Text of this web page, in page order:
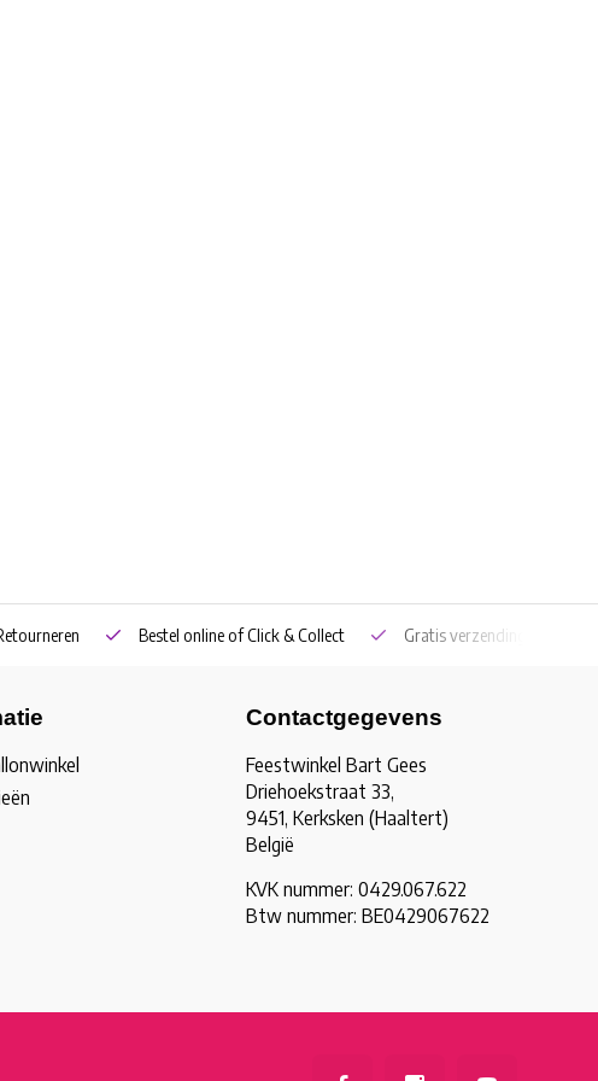
Bestel online of Click & Collect Gratis verzending vanaf
Contactgegevens
Feestwinkel Bart Gees
Driehoekstraat 33,
9451, Kerksken (Haaltert)
België
KVK nummer: 0429.067.622
Btw nummer: BE0429067622